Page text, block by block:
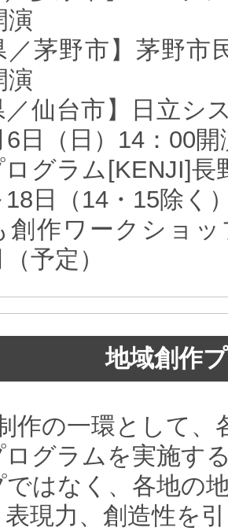
演
／茅野市】茅野
演
／仙台市】日立
日（日）14：00開
ログラム[KENJI]
18日（14・15除
創作ワークショ
予定）
地域創作
作の一環として
グラムを実施す
ではなく、各地の
現力、創造性を